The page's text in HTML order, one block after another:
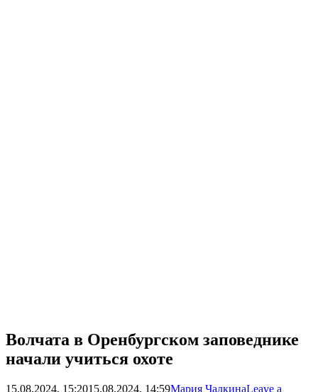
Волчата в Оренбургском заповеднике
начали учиться охоте
15.08.2024, 15:2015.08.2024, 14:59Мария ЧалкинаLeave a